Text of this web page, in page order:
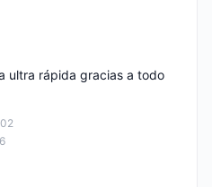
ultra rápida gracias a todo